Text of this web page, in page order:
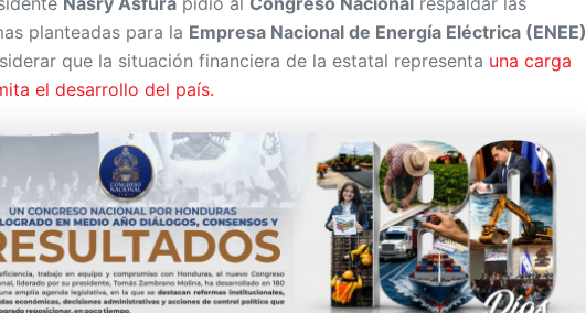
planteadas para la Empresa Nacional de Energía Eléctrica (ENEE)
que la situación financiera de la estatal representa una carga
el desarrollo del país.